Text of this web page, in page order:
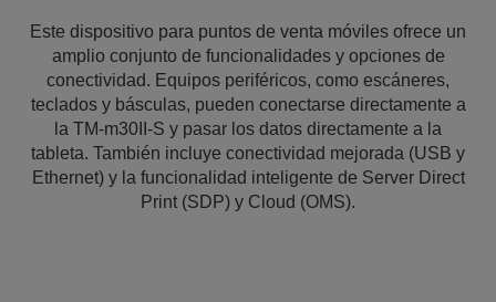
Este dispositivo para puntos de venta móviles ofrece un
amplio conjunto de funcionalidades y opciones de
conectividad. Equipos periféricos, como escáneres,
teclados y básculas, pueden conectarse directamente a
la TM-m30II-S y pasar los datos directamente a la
tableta. También incluye conectividad mejorada (USB y
Ethernet) y la funcionalidad inteligente de Server Direct
Print (SDP) y Cloud (OMS).